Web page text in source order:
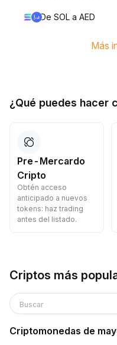
De SOL a AED
Más
¿Qué puedes hacer
Pre-Mercardo
Cripto
Obtén acceso
anticipado a nuevos
tokens: haz trading
antes del listado.
Criptos más
Buscar
Criptomonedas de